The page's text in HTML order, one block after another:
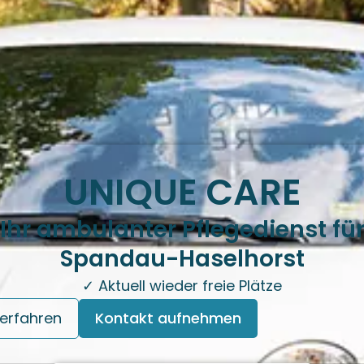
UNIQUE CARE
Ihr ambulanter Pflegedienst für
Spandau-Haselhorst
✓ Aktuell wieder freie Plätze
Kontakt aufnehmen